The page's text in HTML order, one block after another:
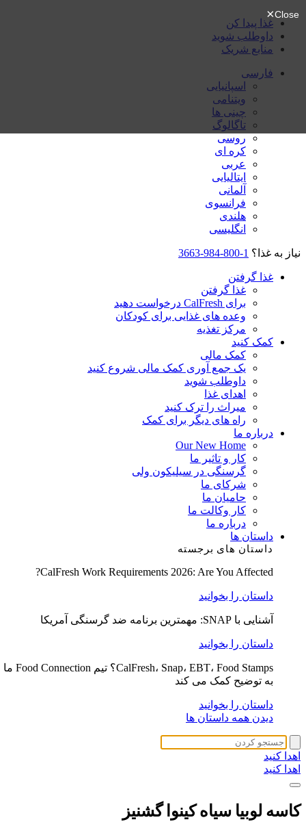
غذا پیدا کن
داوطلب شوید
منابع شریک
فارسی
اسپانیایی
ویتنامی
چینی ها
تاگالوگ
روسی
کره ای
عربی
ایتالیایی
آلمانی
فرانسوی
هلندی
انگلیسی
نیاز به غذا؟ 1-800-984-3663
غذا گرفتن
غذا گرفتن
برای CalFresh درخواست دهید
وعده های غذایی برای کودکان
مرکز تغذیه
کمک کنید
کمک مالی
یک جمع آوری کمک مالی شروع کنید
داوطلب شوید
اهدای غذا
میراث را ترک کنید
راه های دیگر برای کمک
درباره ما
Our New Home
کار و تاثیر ما
گرسنگی در سیلیکون ولی
شرکای ما
حامیان ما
کار وکالت ما
درباره ما
داستان ها
داستان های برجسته
CalFresh Work Requirements 2026: Are You Affected?
داستان را بخوانید
آشنایی با SNAP: مهمترین برنامه ضد گرسنگی آمریکا
داستان را بخوانید
CalFresh، Snap، EBT، Food Stamps؟ تیم Food Connection ما
به توضیح کمک می کند
داستان را بخوانید
دیدن همه داستان ها
اهدا کنید
اهدا کنید
کاسه لوبیا سیاه کینوا گشنیز